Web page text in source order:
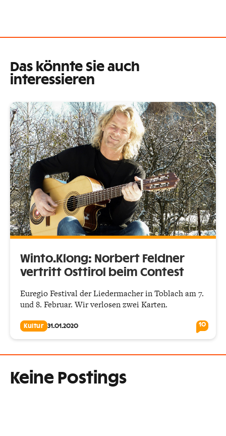
Das könnte Sie auch
interessieren
Winto.Klong: Norbert Feldner
vertritt Osttirol beim Contest
Euregio Festival der Liedermacher in Toblach am 7.
und 8. Februar. Wir verlosen zwei Karten.
Kultur 31.01.2020 10
Keine Postings